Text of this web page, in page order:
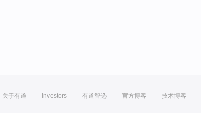
关于有道 Investors 有道智选 官方博客 技术博客